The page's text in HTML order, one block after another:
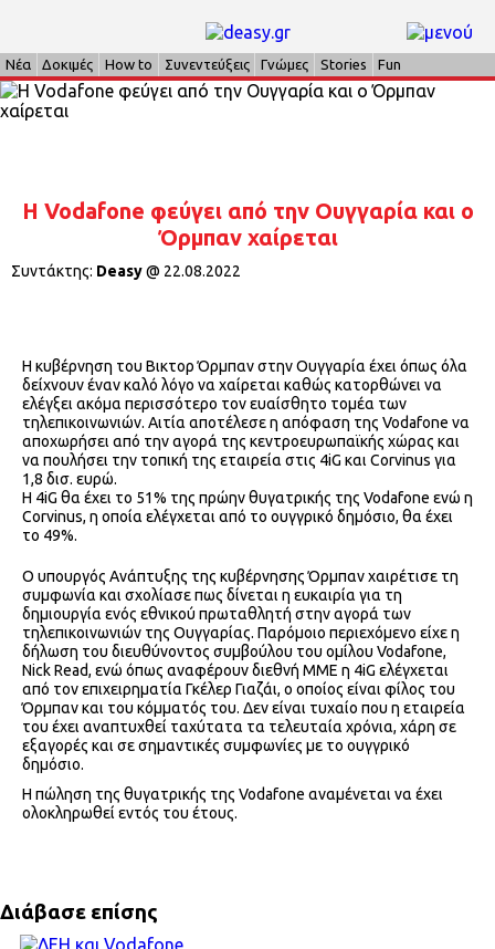
Νέα Δοκιμές How to Συνεντεύξεις Γνώμες Stories Fun
H Vodafone φεύγει από την Ουγγαρία και ο
Όρμπαν χαίρεται
Συντάκτης: Deasy@ 22.08.2022
Η κυβέρνηση του Βικτορ Όρμπαν στην Ουγγαρία έχει όπως όλα
δείχνουν έναν καλό λόγο να χαίρεται καθώς κατορθώνει να
ελέγξει ακόμα περισσότερο τον ευαίσθητο τομέα των
τηλεπικοινωνιών. Αιτία αποτέλεσε η απόφαση της Vodafone να
αποχωρήσει από την αγορά της κεντροευρωπαϊκής χώρας και
να πουλήσει την τοπική της εταιρεία στις 4iG και Corvinus για
1,8 δισ. ευρώ.
Η 4iG θα έχει το 51% της πρώην θυγατρικής της Vodafone ενώ η
Corvinus, η οποία ελέγχεται από το ουγγρικό δημόσιο, θα έχει
το 49%.
Ο υπουργός Ανάπτυξης της κυβέρνησης Όρμπαν χαιρέτισε τη
συμφωνία και σχολίασε πως δίνεται η ευκαιρία για τη
δημιουργία ενός εθνικού πρωταθλητή στην αγορά των
τηλεπικοινωνιών της Ουγγαρίας. Παρόμοιο περιεχόμενο είχε η
δήλωση του διευθύνοντος συμβούλου του ομίλου Vodafone,
Nick Read, ενώ όπως αναφέρουν διεθνή ΜΜΕ η 4iG ελέγχεται
από τον επιχειρηματία Γκέλερ Γιαζάι, ο οποίος είναι φίλος του
Όρμπαν και του κόμματός του. Δεν είναι τυχαίο που η εταιρεία
του έχει αναπτυχθεί ταχύτατα τα τελευταία χρόνια, χάρη σε
εξαγορές και σε σημαντικές συμφωνίες με το ουγγρικό
δημόσιο.
Η πώληση της θυγατρικής της Vodafone αναμένεται να έχει
ολοκληρωθεί εντός του έτους.
Διάβασε επίσης